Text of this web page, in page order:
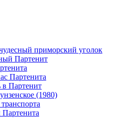
приморский уголок
Партенит
Партенита
в Партенит
(1980)